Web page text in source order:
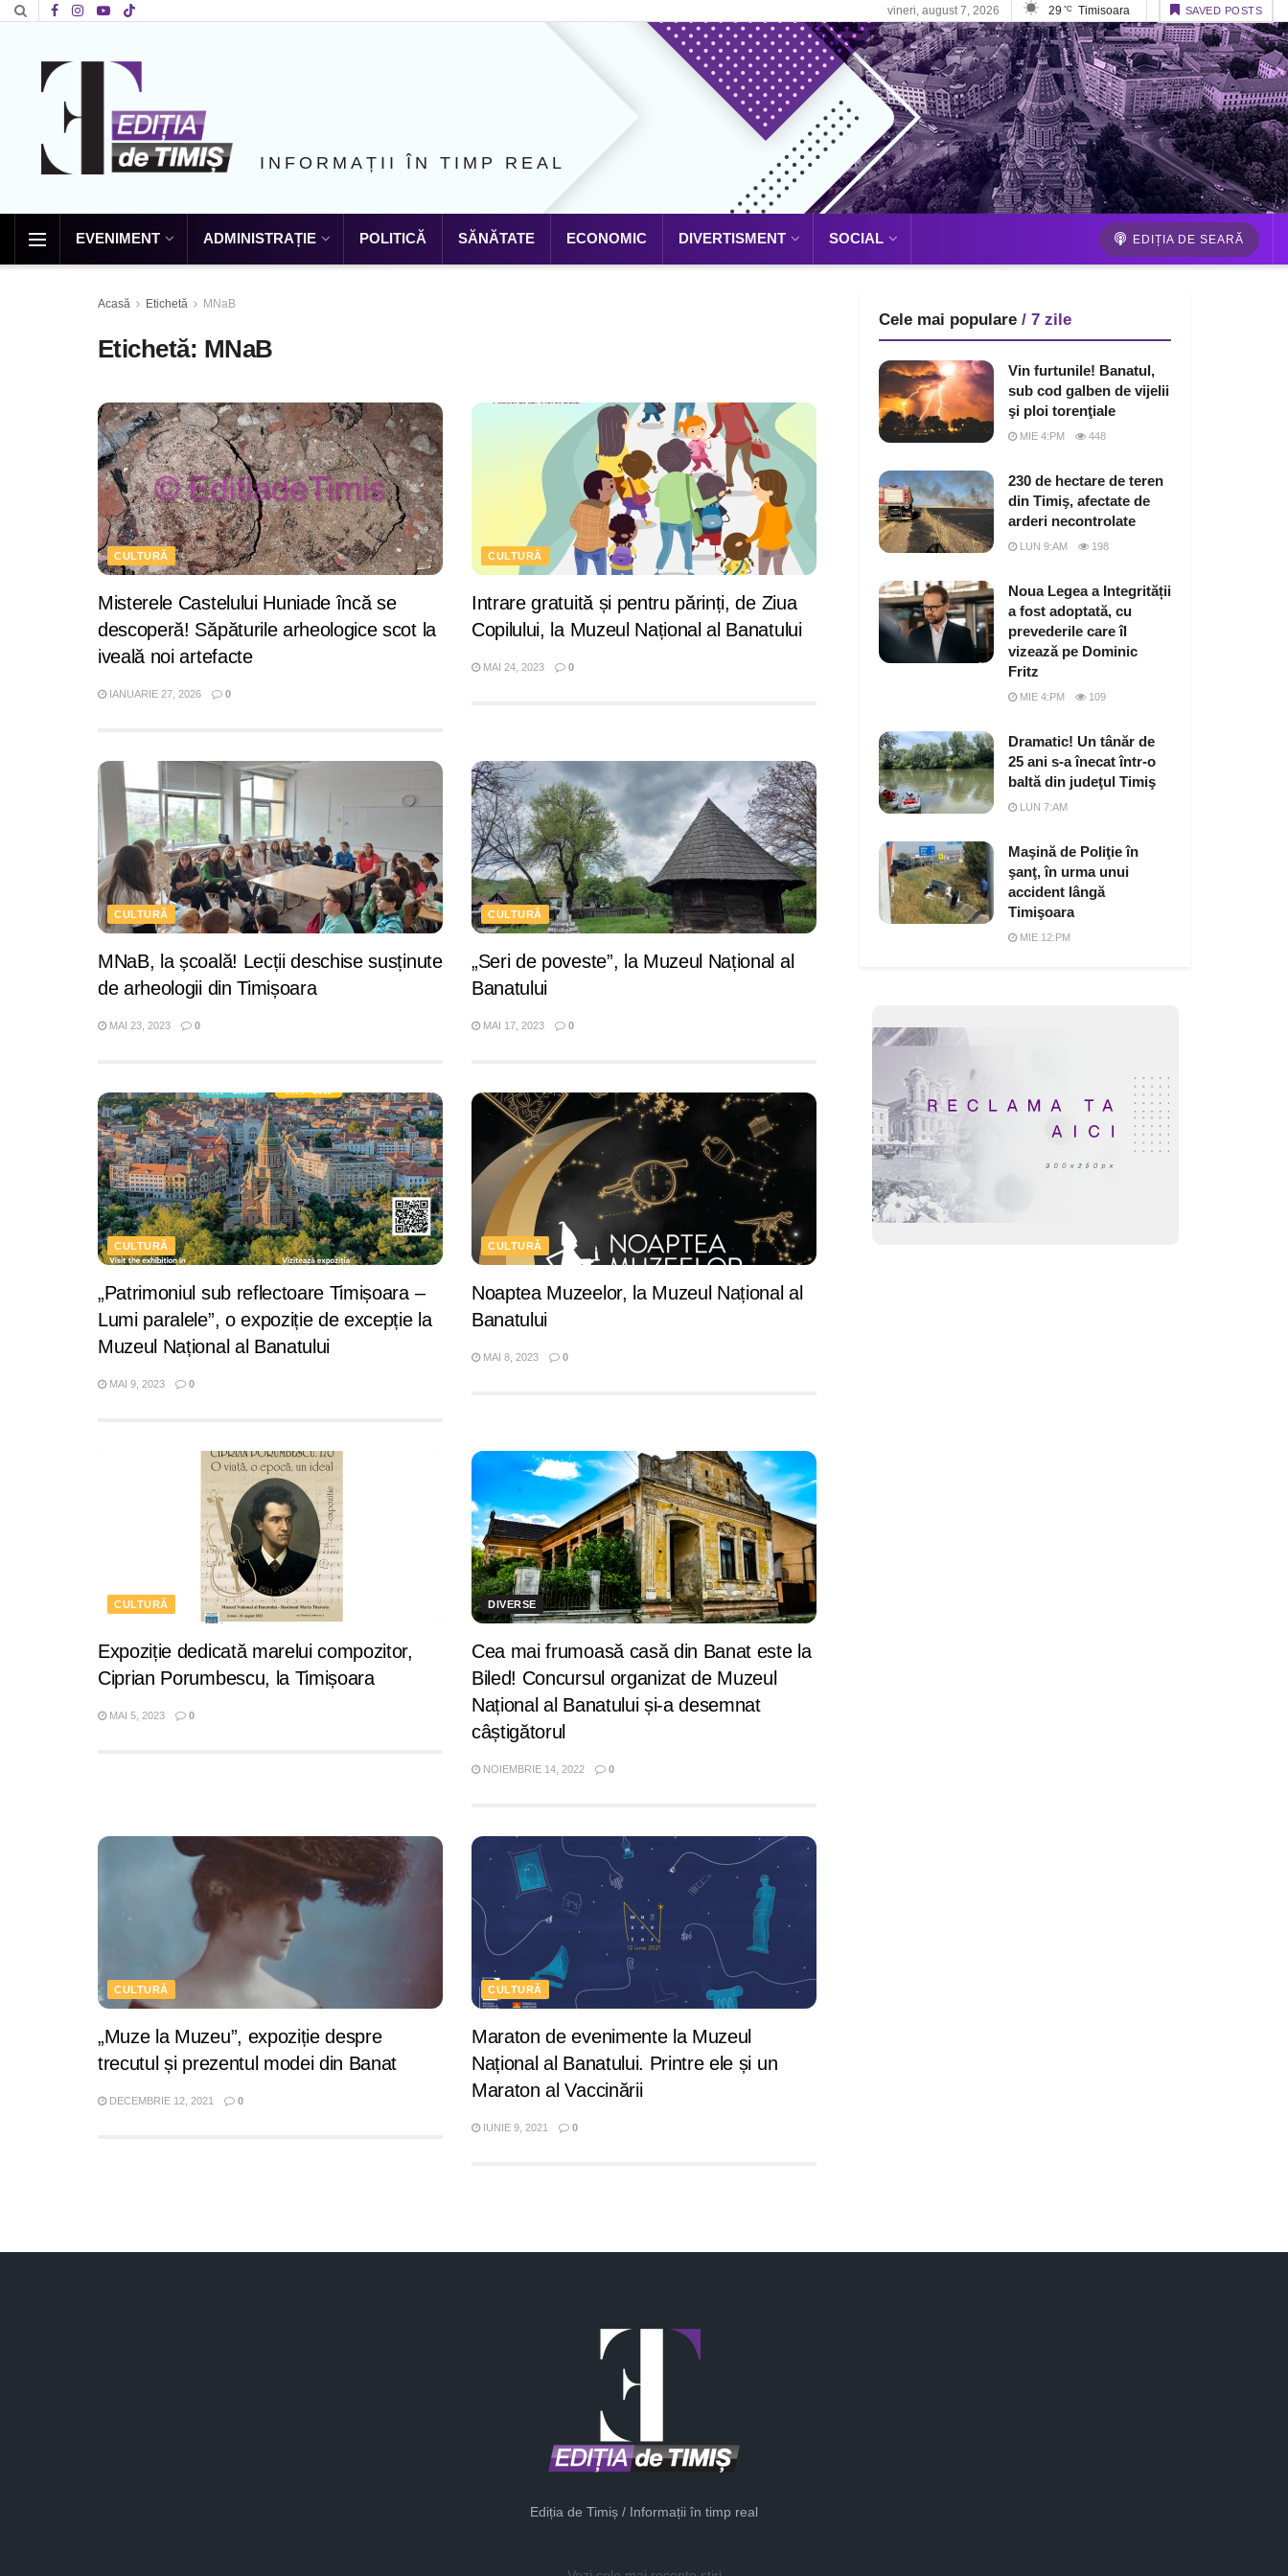
vineri, august 7, 2026 29 °C Timisoara SAVED POSTS
INFORMAȚII ÎN TIMP REAL
EVENIMENT ADMINISTRAȚIE POLITICĂ SĂNĂTATE ECONOMIC DIVERTISMENT SOCIAL EDIȚIA DE SEARĂ
Acasă Etichetă MNaB
Etichetă: MNaB
CULTURĂ
Misterele Castelului Huniade încă se
descoperă! Săpăturile arheologice scot la
iveală noi artefacte
IANUARIE 27, 2026 0
CULTURĂ
Intrare gratuită și pentru părinți, de Ziua
Copilului, la Muzeul Național al Banatului
MAI 24, 2023 0
CULTURĂ
MNaB, la școală! Lecții deschise susținute
de arheologii din Timișoara
MAI 23, 2023 0
CULTURĂ
„Seri de poveste”, la Muzeul Național al
Banatului
MAI 17, 2023 0
CULTURĂ
„Patrimoniul sub reflectoare Timișoara –
Lumi paralele”, o expoziție de excepție la
Muzeul Național al Banatului
MAI 9, 2023 0
CULTURĂ
Noaptea Muzeelor, la Muzeul Național al
Banatului
MAI 8, 2023 0
CULTURĂ
Expoziție dedicată marelui compozitor,
Ciprian Porumbescu, la Timișoara
MAI 5, 2023 0
DIVERSE
Cea mai frumoasă casă din Banat este la
Biled! Concursul organizat de Muzeul
Național al Banatului și-a desemnat
câștigătorul
NOIEMBRIE 14, 2022 0
CULTURĂ
„Muze la Muzeu”, expoziție despre
trecutul și prezentul modei din Banat
DECEMBRIE 12, 2021 0
CULTURĂ
Maraton de evenimente la Muzeul
Național al Banatului. Printre ele și un
Maraton al Vaccinării
IUNIE 9, 2021 0
Cele mai populare / 7 zile
Vin furtunile! Banatul,
sub cod galben de vijelii
şi ploi torenţiale
MIE 4:PM 448
230 de hectare de teren
din Timiş, afectate de
arderi necontrolate
LUN 9:AM 198
Noua Legea a Integrității
a fost adoptată, cu
prevederile care îl
vizează pe Dominic
Fritz
MIE 4:PM 109
Dramatic! Un tânăr de
25 ani s-a înecat într-o
baltă din judeţul Timiş
LUN 7:AM
Maşină de Poliţie în
şanţ, în urma unui
accident lângă
Timişoara
MIE 12:PM
Ediția de Timiș / Informații în timp real